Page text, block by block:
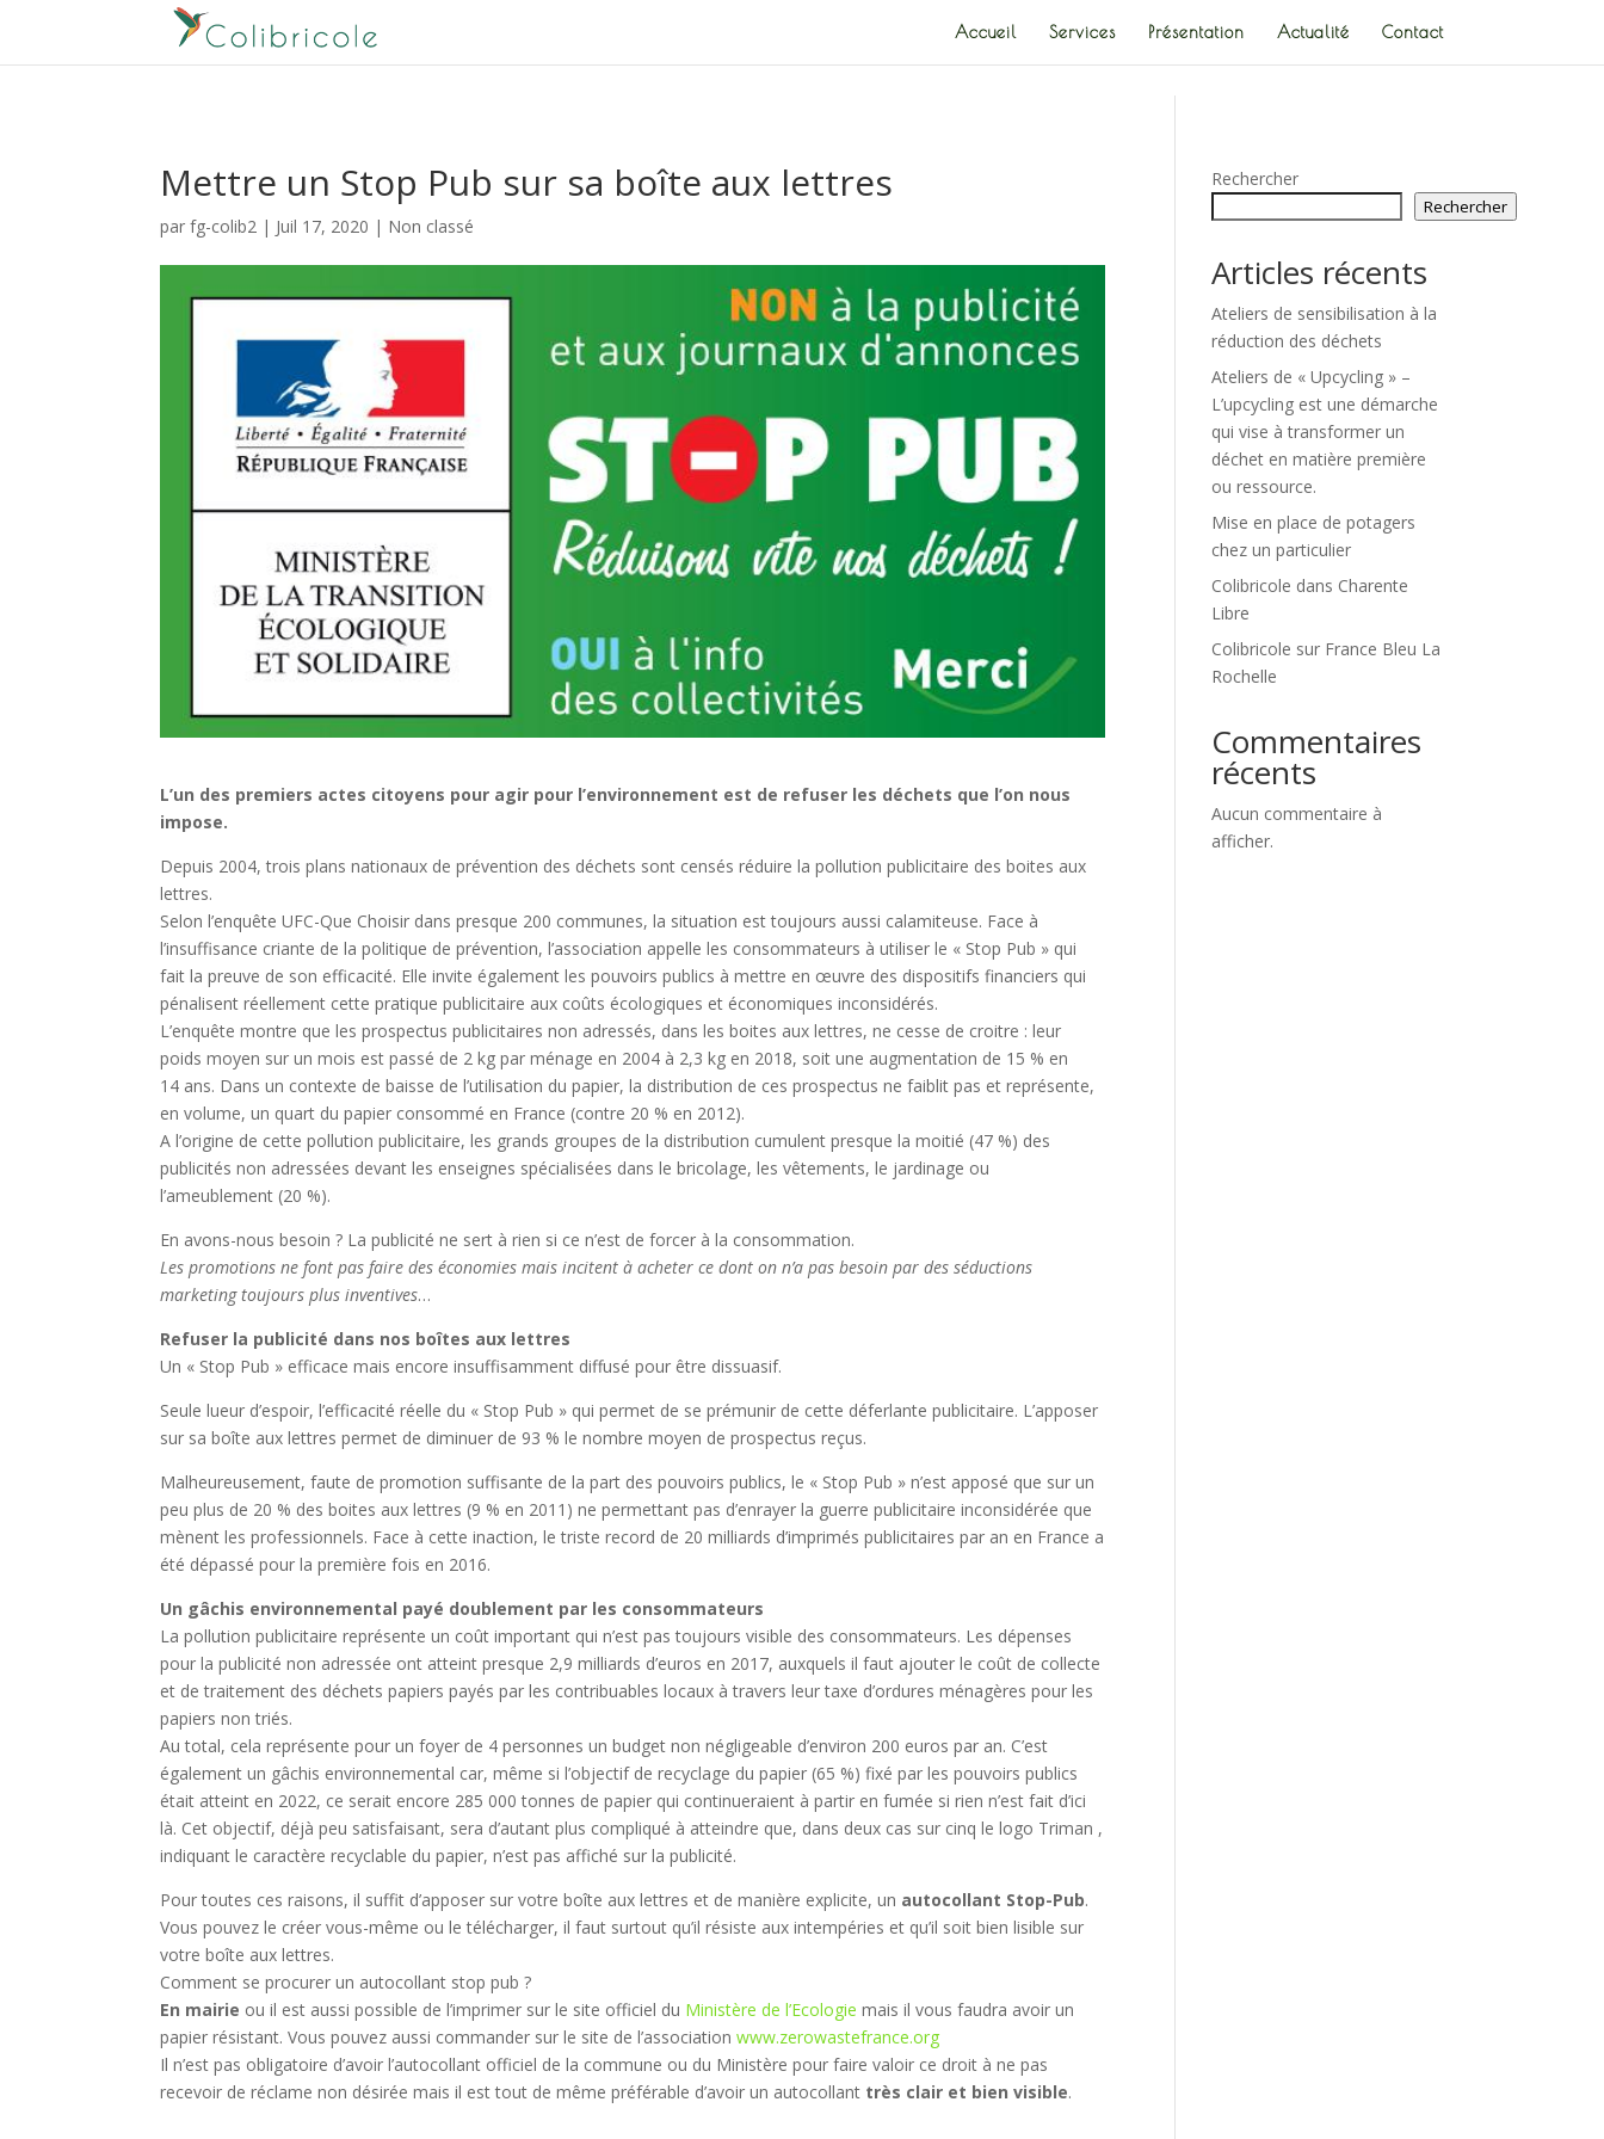
Accueil Services Présentation Actualité Contact
Mettre un Stop Pub sur sa boîte aux lettres
parfg-colib2 | Juil 17, 2020 | Non classé
L’un des premiers actes citoyens pour agir pour l’environnement est de refuser les déchets que l’on nous
impose.
Depuis 2004, trois plans nationaux de prévention des déchets sont censés réduire la pollution publicitaire des boites aux
lettres.
Selon l’enquête UFC-Que Choisir dans presque 200 communes, la situation est toujours aussi calamiteuse. Face à
l’insuffisance criante de la politique de prévention, l’association appelle les consommateurs à utiliser le « Stop Pub » qui
fait la preuve de son efficacité. Elle invite également les pouvoirs publics à mettre en œuvre des dispositifs financiers qui
pénalisent réellement cette pratique publicitaire aux coûts écologiques et économiques inconsidérés.
L’enquête montre que les prospectus publicitaires non adressés, dans les boites aux lettres, ne cesse de croitre : leur
poids moyen sur un mois est passé de 2 kg par ménage en 2004 à 2,3 kg en 2018, soit une augmentation de 15 % en
14 ans. Dans un contexte de baisse de l’utilisation du papier, la distribution de ces prospectus ne faiblit pas et représente,
en volume, un quart du papier consommé en France (contre 20 % en 2012).
A l’origine de cette pollution publicitaire, les grands groupes de la distribution cumulent presque la moitié (47 %) des
publicités non adressées devant les enseignes spécialisées dans le bricolage, les vêtements, le jardinage ou
l’ameublement (20 %).
En avons-nous besoin ? La publicité ne sert à rien si ce n’est de forcer à la consommation.
Les promotions ne font pas faire des économies mais incitent à acheter ce dont on n’a pas besoin par des séductions
marketing toujours plus inventives…
Refuser la publicité dans nos boîtes aux lettres
Un « Stop Pub » efficace mais encore insuffisamment diffusé pour être dissuasif.
Seule lueur d’espoir, l’efficacité réelle du « Stop Pub » qui permet de se prémunir de cette déferlante publicitaire. L’apposer
sur sa boîte aux lettres permet de diminuer de 93 % le nombre moyen de prospectus reçus.
Malheureusement, faute de promotion suffisante de la part des pouvoirs publics, le « Stop Pub » n’est apposé que sur un
peu plus de 20 % des boites aux lettres (9 % en 2011) ne permettant pas d’enrayer la guerre publicitaire inconsidérée que
mènent les professionnels. Face à cette inaction, le triste record de 20 milliards d’imprimés publicitaires par an en France a
été dépassé pour la première fois en 2016.
Un gâchis environnemental payé doublement par les consommateurs
La pollution publicitaire représente un coût important qui n’est pas toujours visible des consommateurs. Les dépenses
pour la publicité non adressée ont atteint presque 2,9 milliards d’euros en 2017, auxquels il faut ajouter le coût de collecte
et de traitement des déchets papiers payés par les contribuables locaux à travers leur taxe d’ordures ménagères pour les
papiers non triés.
Au total, cela représente pour un foyer de 4 personnes un budget non négligeable d’environ 200 euros par an. C’est
également un gâchis environnemental car, même si l’objectif de recyclage du papier (65 %) fixé par les pouvoirs publics
était atteint en 2022, ce serait encore 285 000 tonnes de papier qui continueraient à partir en fumée si rien n’est fait d’ici
là. Cet objectif, déjà peu satisfaisant, sera d’autant plus compliqué à atteindre que, dans deux cas sur cinq le logo Triman ,
indiquant le caractère recyclable du papier, n’est pas affiché sur la publicité.
Pour toutes ces raisons, il suffit d’apposer sur votre boîte aux lettres et de manière explicite, un autocollant Stop-Pub.
Vous pouvez le créer vous-même ou le télécharger, il faut surtout qu’il résiste aux intempéries et qu’il soit bien lisible sur
votre boîte aux lettres.
Comment se procurer un autocollant stop pub ?
En mairie ou il est aussi possible de l’imprimer sur le site officiel du Ministère de l’Ecologie mais il vous faudra avoir un
papier résistant. Vous pouvez aussi commander sur le site de l’associationwww.zerowastefrance.org
Il n’est pas obligatoire d’avoir l’autocollant officiel de la commune ou du Ministère pour faire valoir ce droit à ne pas
recevoir de réclame non désirée mais il est tout de même préférable d’avoir un autocollant très clair et bien visible.
Rechercher
Rechercher
Articles récents
Ateliers de sensibilisation à la
réduction des déchets
Ateliers de « Upcycling » –
L’upcycling est une démarche
qui vise à transformer un
déchet en matière première
ou ressource.
Mise en place de potagers
chez un particulier
Colibricole dans Charente
Libre
Colibricole sur France Bleu La
Rochelle
Commentaires
récents
Aucun commentaire à
afficher.